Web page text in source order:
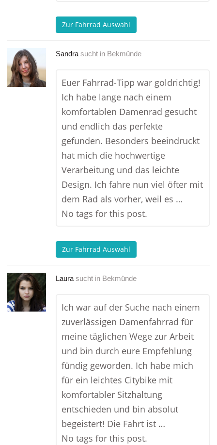
Zur Fahrrad Auswahl
Sandra sucht in Bekmünde
Euer Fahrrad-Tipp war goldrichtig!
Ich habe lange nach einem
komfortablen Damenrad gesucht
und endlich das perfekte
gefunden. Besonders beeindruckt
hat mich die hochwertige
Verarbeitung und das leichte
Design. Ich fahre nun viel öfter mit
dem Rad als vorher, weil es …
No tags for this post.
Zur Fahrrad Auswahl
Laura sucht in Bekmünde
Ich war auf der Suche nach einem
zuverlässigen Damenfahrrad für
meine täglichen Wege zur Arbeit
und bin durch eure Empfehlung
fündig geworden. Ich habe mich
für ein leichtes Citybike mit
komfortabler Sitzhaltung
entschieden und bin absolut
begeistert! Die Fahrt ist …
No tags for this post.